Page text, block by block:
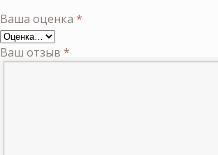
Ваша оценка *
Ваш отзыв *